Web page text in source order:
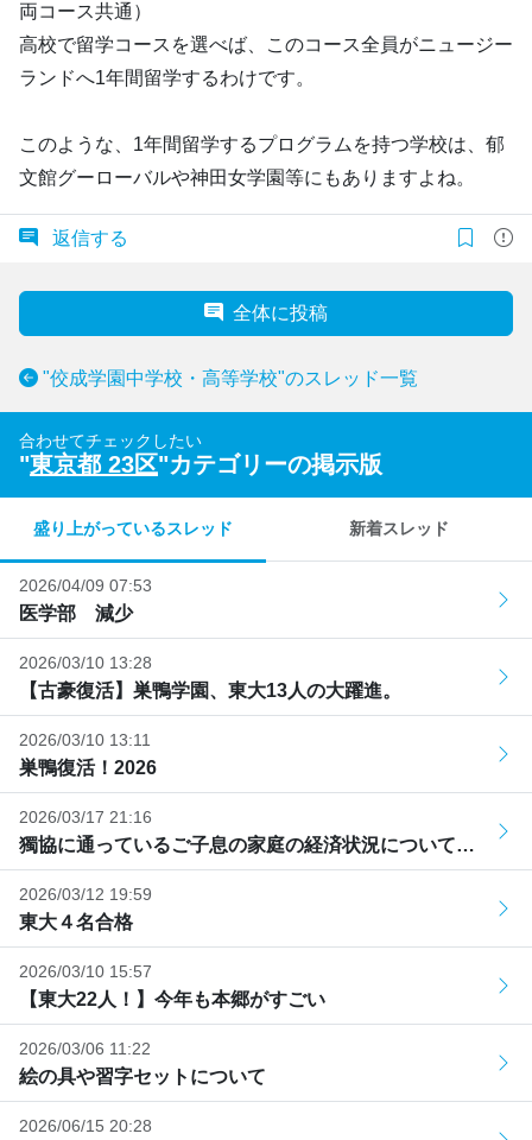
両コース共通）
高校で留学コースを選べば、このコース全員がニュージー
ランドへ1年間留学するわけです。
このような、1年間留学するプログラムを持つ学校は、郁
文館グーローバルや神田女学園等にもありますよね。
返信する
全体に投稿
"佼成学園中学校・高等学校"のスレッド一覧
合わせてチェックしたい
"東京都 23区"カテゴリーの掲示版
盛り上がっているスレッド 新着スレッド
2026/04/09 07:53
医学部 減少
2026/03/10 13:28
【古豪復活】巣鴨学園、東大13人の大躍進。
2026/03/10 13:11
巣鴨復活！2026
2026/03/17 21:16
獨協に通っているご子息の家庭の経済状況について…
2026/03/12 19:59
東大４名合格
2026/03/10 15:57
【東大22人！】今年も本郷がすごい
2026/03/06 11:22
絵の具や習字セットについて
2026/06/15 20:28